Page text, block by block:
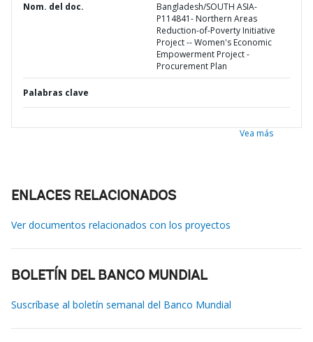
Nom. del doc.
Bangladesh/SOUTH ASIA-
P114841- Northern Areas
Reduction-of-Poverty Initiative
Project -- Women's Economic
Empowerment Project -
Procurement Plan
Palabras clave
Vea más
ENLACES RELACIONADOS
Ver documentos relacionados con los proyectos
BOLETÍN DEL BANCO MUNDIAL
Suscríbase al boletín semanal del Banco Mundial